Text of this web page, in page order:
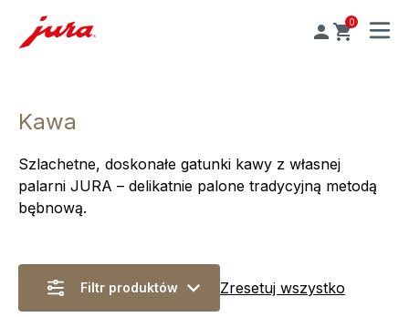
0
MENU
Kawa
Szlachetne, doskonałe gatunki kawy z własnej
palarni JURA – delikatnie palone tradycyjną metodą
bębnową.
Filtr produktów Zresetuj wszystko